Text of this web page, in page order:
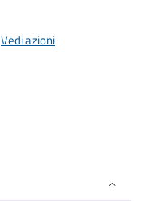
Vedi azioni